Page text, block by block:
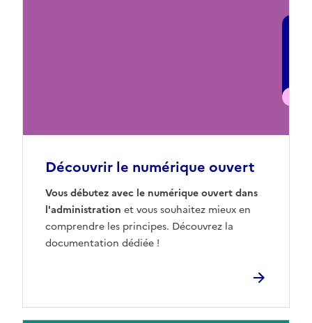
Découvrir le numérique ouvert
Vous débutez avec le numérique ouvert dans
l'administration et vous souhaitez mieux en
comprendre les principes. Découvrez la
documentation dédiée !